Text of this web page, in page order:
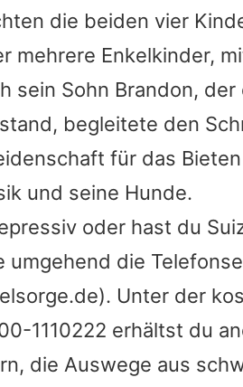
die beiden vier
mehrere Enkelkinder,
sein Sohn Brandon,
begleitete den
für das
und seine Hunde.
oder hast du
umgehend die
Unter der
1110222 erhältst du
die Auswege aus